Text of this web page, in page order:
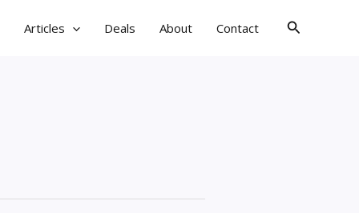
Articles Deals About Contact
검